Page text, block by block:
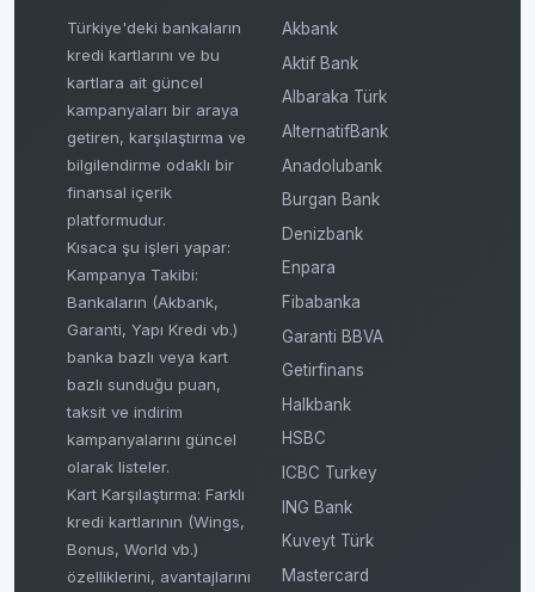
Türkiye'deki bankaların
kredi kartlarını ve bu
kartlara ait güncel
kampanyaları bir araya
getiren, karşılaştırma ve
bilgilendirme odaklı bir
finansal içerik
platformudur.
Kısaca şu işleri yapar:
Kampanya Takibi:
Bankaların (Akbank,
Garanti, Yapı Kredi vb.)
banka bazlı veya kart
bazlı sunduğu puan,
taksit ve indirim
kampanyalarını güncel
olarak listeler.
Kart Karşılaştırma: Farklı
kredi kartlarının (Wings,
Bonus, World vb.)
özelliklerini, avantajlarını
Akbank
Aktif Bank
Albaraka Türk
AlternatifBank
Anadolubank
Burgan Bank
Denizbank
Enpara
Fibabanka
Garanti BBVA
Getirfinans
Halkbank
HSBC
ICBC Turkey
ING Bank
Kuveyt Türk
Mastercard